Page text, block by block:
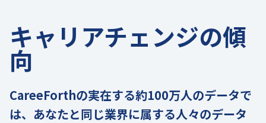
キャリアチェンジの傾
向
CareeForthの実在する約100万人のデータで
は、あなたと同じ業界に属する人々のデータ